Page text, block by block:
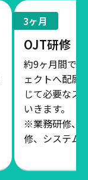
3ヶ月
OJT研修（
約9ヶ月間で
ェクトへ配属
じて必要なス
いきます。
※業務研修、
修、システム